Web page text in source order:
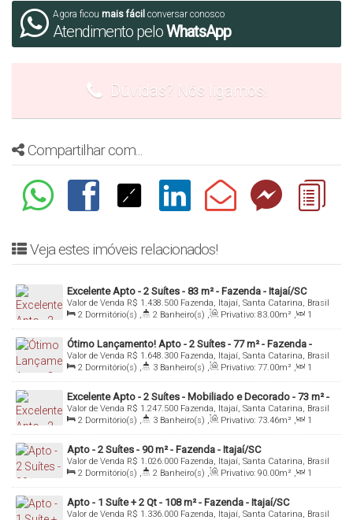
- Spa Space Moon
- Outdoor Lounge
- Playground
- Pet Place
Incorporação: RI 64209
Mais informações: Inbox, Whatsapp ou Email
Denis Alexandre Imóveis
CRECI 4813 J
Tel/WhatsApp: (47) 99994-0042
denis@denisalexandreimoveis.com.br
Agende uma visita ao imóvel!
Agora ficou mais fácil conversar conosco
Atendimento peloWhatsApp
Dúvidas? Nós ligamos!
Compartilhar com...
Veja estes imóveis relacionados!
Excelente Apto - 2 Suítes - 83 m² - Fazenda - Itajaí/SC
R$ 1.438.500
Valor de Venda
Fazenda, Itajaí, Santa Catarina, Brasil
2 Dormitório(s) , 2 Banheiro(s) , Privativo: 83.00m² ,
1
Sala(s) , 2 Suíte(s) , 1 Vaga(s) , Útil: 83.00m²
Ótimo Lançamento! Apto - 2 Suítes - 77 m² - Fazenda -
Itajaí/SC
R$ 1.648.300
Valor de Venda
Fazenda, Itajaí, Santa Catarina, Brasil
2 Dormitório(s) , 3 Banheiro(s) , Privativo: 77.00m² ,
1
Sala(s) , 2 Suíte(s) , 2 Vaga(s) , Útil: 77.00m²
Excelente Apto - 2 Suítes - Mobiliado e Decorado - 73 m² -
Fazenda - Itajaí/SC
R$ 1.247.500
Valor de Venda
Fazenda, Itajaí, Santa Catarina, Brasil
2 Dormitório(s) , 3 Banheiro(s) , Privativo: 73.46m² ,
1
Sala(s) , 2 Suíte(s) , 1 Vaga(s) , Útil: 73.46m²
Apto - 2 Suítes - 90 m² - Fazenda - Itajaí/SC
R$ 1.026.000
Valor de Venda
Fazenda, Itajaí, Santa Catarina, Brasil
2 Dormitório(s) , 2 Banheiro(s) , Privativo: 90.00m² ,
1
Sala(s) , 2 Suíte(s) , 2 Vaga(s) , Útil: 90.00m²
Apto - 1 Suíte + 2 Qt - 108 m² - Fazenda - Itajaí/SC
R$ 1.336.000
Valor de Venda
Fazenda, Itajaí, Santa Catarina, Brasil